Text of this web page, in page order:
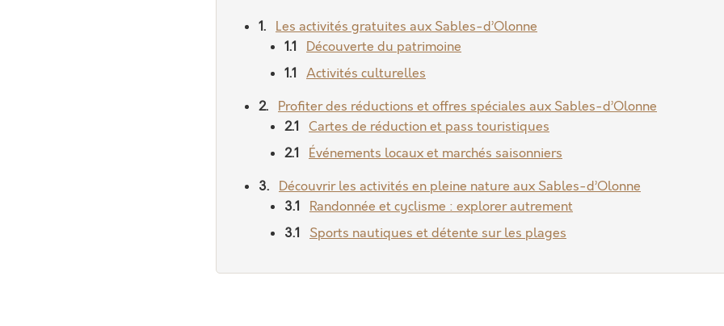
Les activités gratuites aux Sables-d’Olonne
Découverte du patrimoine
Activités culturelles
Profiter des réductions et offres spéciales aux Sables-d’Olonne
Cartes de réduction et pass touristiques
Événements locaux et marchés saisonniers
Découvrir les activités en pleine nature aux Sables-d’Olonne
Randonnée et cyclisme : explorer autrement
Sports nautiques et détente sur les plages